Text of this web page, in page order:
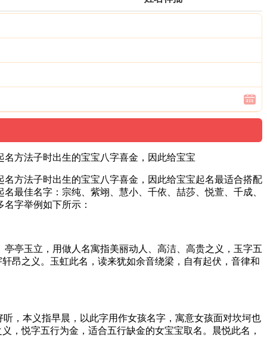
方法子时出生的宝宝八字喜金，因此给宝宝
方法子时出生的宝宝八字喜金，因此给宝宝起名最适合搭配
最佳名字：宗纯、紫翊、慧小、千依、喆莎、悦萱、千成、
字举例如下所示：
亭玉立，用做人名寓指美丽动人、高洁、高贵之义，玉字五
昂之义。玉虹此名，读来犹如余音绕梁，自有起伏，音律和
，本义指早晨，以此字用作女孩名字，寓意女孩面对坎坷也
，悦字五行为金，适合五行缺金的女宝宝取名。晨悦此名，